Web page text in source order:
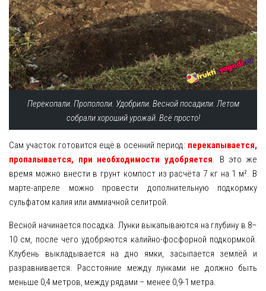
Перекопали. Пропололи. Удобрили. Весной посадили. Летом
собрали хороший урожай. Всё просто!
Сам участок готовится ещё в осенний период: перекапывается,
пропалывается, при необходимости удобряется. В это же
время можно внести в грунт компост из расчёта 7 кг на 1 м². В
марте-апреле можно провести дополнительную подкормку
сульфатом калия или аммиачной селитрой.
Весной начинается посадка. Лунки выкапываются на глубину в 8–
10 см, после чего удобряются калийно-фосфорной подкормкой.
Клубень выкладывается на дно ямки, засыпается землёй и
разравнивается. Расстояние между лунками не должно быть
меньше 0,4 метров, между рядами – менее 0,9-1 метра.